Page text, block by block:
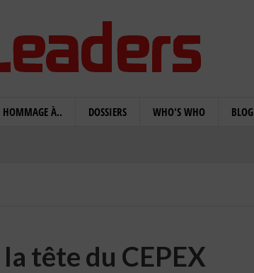
HOMMAGE À.. DOSSIERS WHO'S WHO BLOG
tête du CEPEX